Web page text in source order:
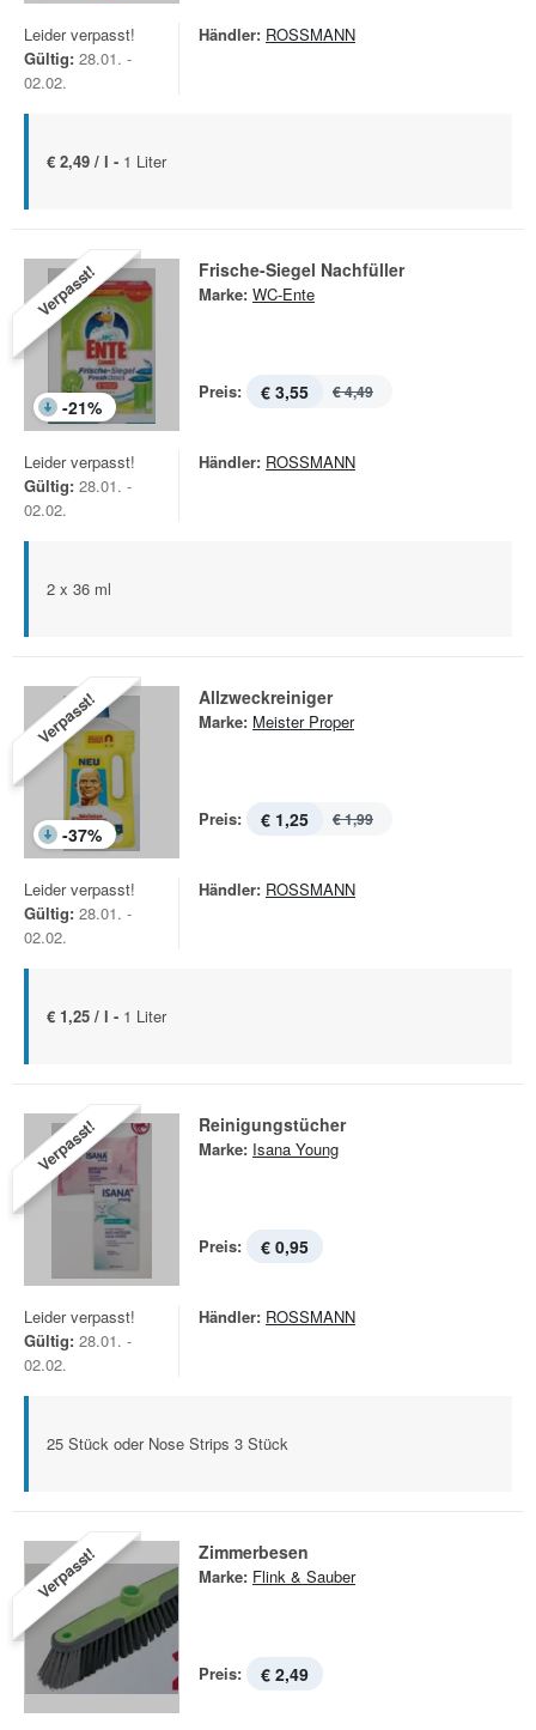
Leider verpasst!
Gültig: 28.01. -
02.02.
Händler: ROSSMANN
€ 2,49 / l - 1 Liter
Verpasst!
-21%
Frische-Siegel Nachfüller
Marke: WC-Ente
Preis: € 3,55 € 4,49
Leider verpasst!
Gültig: 28.01. -
02.02.
Händler: ROSSMANN
2 x 36 ml
Verpasst!
-37%
Allzweckreiniger
Marke: Meister Proper
Preis: € 1,25 € 1,99
Leider verpasst!
Gültig: 28.01. -
02.02.
Händler: ROSSMANN
€ 1,25 / l - 1 Liter
Verpasst! Reinigungstücher
Marke: Isana Young
Preis: € 0,95
Leider verpasst!
Gültig: 28.01. -
02.02.
Händler: ROSSMANN
25 Stück oder Nose Strips 3 Stück
Verpasst! Zimmerbesen
Marke: Flink & Sauber
Preis: € 2,49